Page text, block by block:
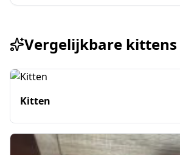
Vergelijkbare kittens
Kitten